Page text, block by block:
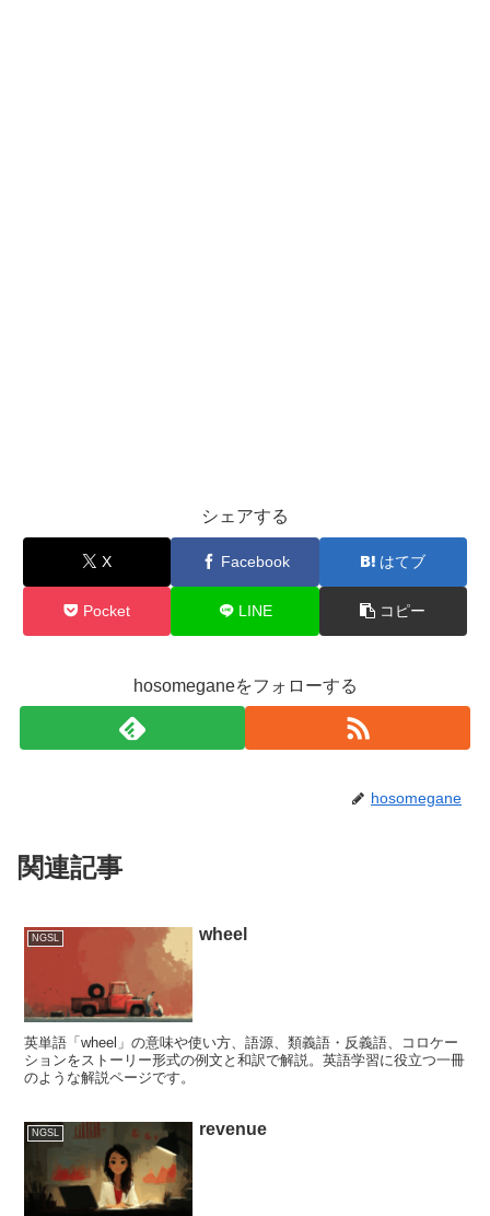
シェアする
X Facebook はてブ
Pocket LINE コピー
hosomeganeをフォローする
hosomegane
関連記事
NGSL wheel
英単語「wheel」の意味や使い方、語源、類義語・反義語、コロケー
ションをストーリー形式の例文と和訳で解説。英語学習に役立つ一冊
のような解説ページです。
NGSL revenue